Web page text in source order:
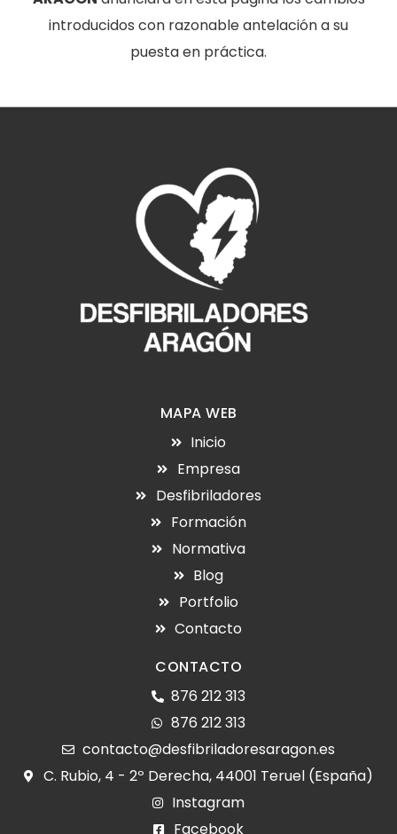
introducidos con razonable antelación a su
puesta en práctica.
MAPA WEB
Inicio
Empresa
Desfibriladores
Formación
Normativa
Blog
Portfolio
Contacto
CONTACTO
876 212 313
876 212 313
contacto@desfibriladoresaragon.es
C. Rubio, 4 - 2º Derecha, 44001 Teruel (España)
Instagram
Facebook